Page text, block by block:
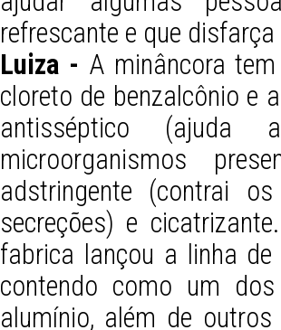
refrescante e que
Luiza - A minâncora
cloreto de benzalcônio e
antisséptico
microorganismos
adstringente (contrai
secreções) e
fabrica lançou a linha
contendo como um
alumínio, além de